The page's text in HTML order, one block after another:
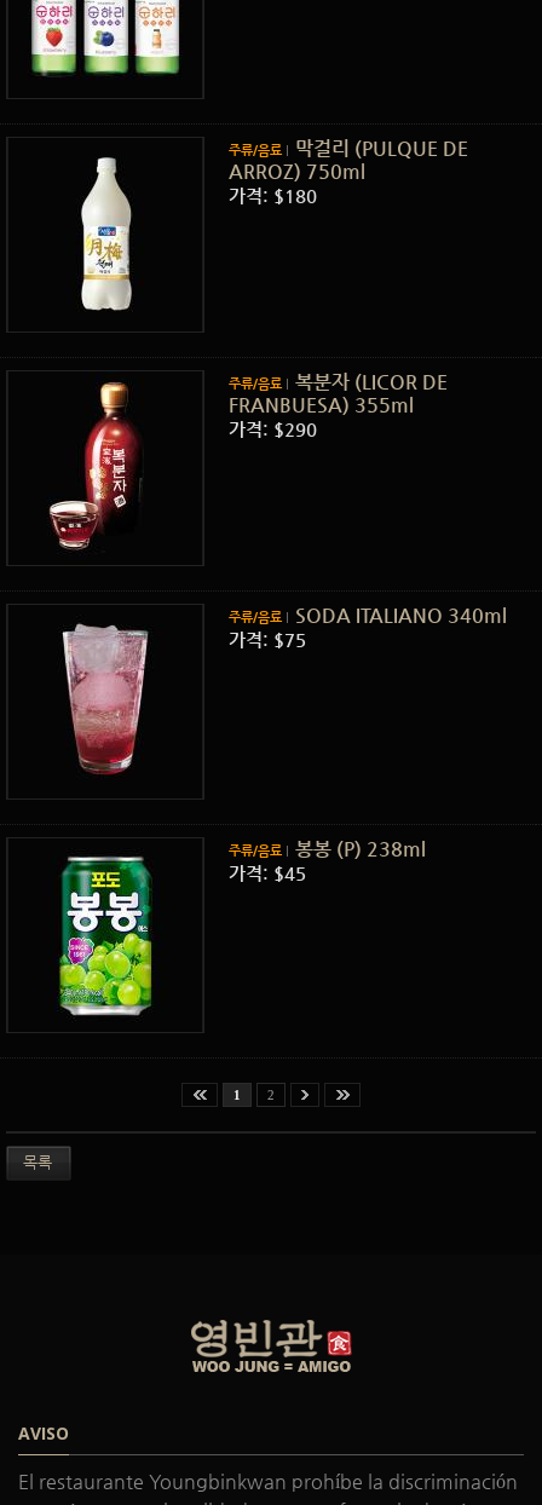
주류/음료
막걸리 (PULQUE DE
ARROZ) 750ml
가격: $180
주류/음료
복분자 (LICOR DE
FRANBUESA) 355ml
가격: $290
주류/음료 SODA ITALIANO 340ml
가격: $75
주류/음료 봉봉 (P) 238ml
가격: $45
1 2
목록
AVISO
El restaurante Youngbinkwan prohíbe la discriminación